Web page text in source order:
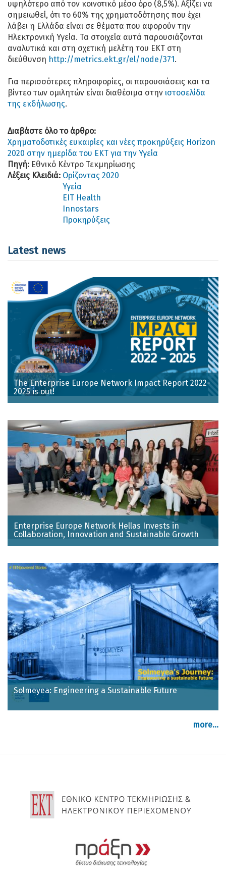
υψηλότερο από τον κοινοτικό μέσο όρο (8,5%). Αξίζει να
σημειωθεί, ότι το 60% της χρηματοδότησης που έχει
λάβει η Ελλάδα είναι σε θέματα που αφορούν την
Ηλεκτρονική Υγεία. Τα στοιχεία αυτά παρουσιάζονται
αναλυτικά και στη σχετική μελέτη του ΕΚΤ στη
διεύθυνση http://metrics.ekt.gr/el/node/371.
Για περισσότερες πληροφορίες, οι παρουσιάσεις και τα
βίντεο των ομιλητών είναι διαθέσιμα στην ιστοσελίδα
της εκδήλωσης.
Διαβάστε όλο το άρθρο:
Χρηματοδοτικές ευκαιρίες και νέες προκηρύξεις Horizon
2020 στην ημερίδα του ΕΚΤ για την Υγεία
Πηγή: Εθνικό Κέντρο Τεκμηρίωσης
Λέξεις Κλειδιά: Ορίζοντας 2020
Υγεία
EIT Health
Innοstars
Προκηρύξεις
Latest news
The Enterprise Europe Network Impact Report 2022-
2025 is out!
Enterprise Europe Network Hellas Invests in
Collaboration, Innovation and Sustainable Growth
Solmeyea: Engineering a Sustainable Future
more...